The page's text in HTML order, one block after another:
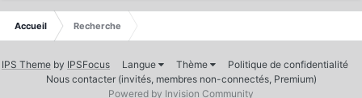
Accueil Recherche
IPS Theme by IPSFocus Langue Thème
Politique de confidentialité
Nous contacter (invités, membres non-connectés, Premium)
Powered by Invision Community